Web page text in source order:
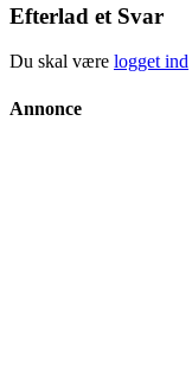
Efterlad et Svar
Du skal være logget ind
Annonce